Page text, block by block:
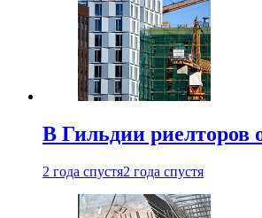
В Гильдии риелторов
2 года спустя2 года спустя